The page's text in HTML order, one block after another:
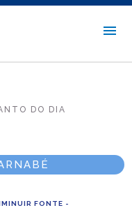
DO DIA
FONTE -